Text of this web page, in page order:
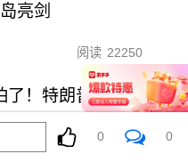
亮剑
阅读 22250
了！特朗普拿美国说事
0 0